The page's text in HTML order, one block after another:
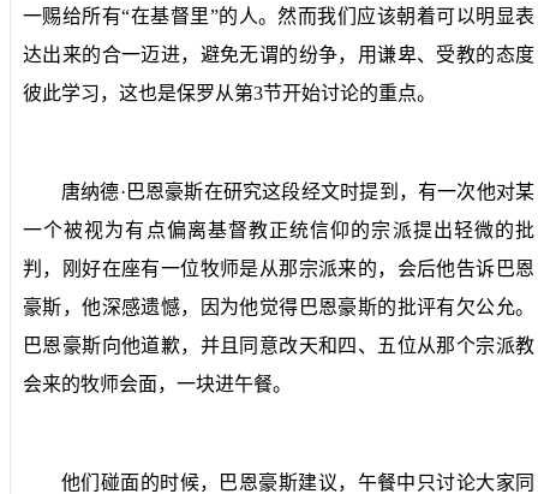
一赐给所有“在基督里”的人。然而我们应该朝着可以明显表
达出来的合一迈进，避免无谓的纷争，用谦卑、受教的态度
彼此学习，这也是保罗从第3节开始讨论的重点。
唐纳德·巴恩豪斯在研究这段经文时提到，有一次他对某
一个被视为有点偏离基督教正统信仰的宗派提出轻微的批
判，刚好在座有一位牧师是从那宗派来的，会后他告诉巴恩
豪斯，他深感遗憾，因为他觉得巴恩豪斯的批评有欠公允。
巴恩豪斯向他道歉，并且同意改天和四、五位从那个宗派教
会来的牧师会面，一块进午餐。
他们碰面的时候，巴恩豪斯建议，午餐中只讨论大家同